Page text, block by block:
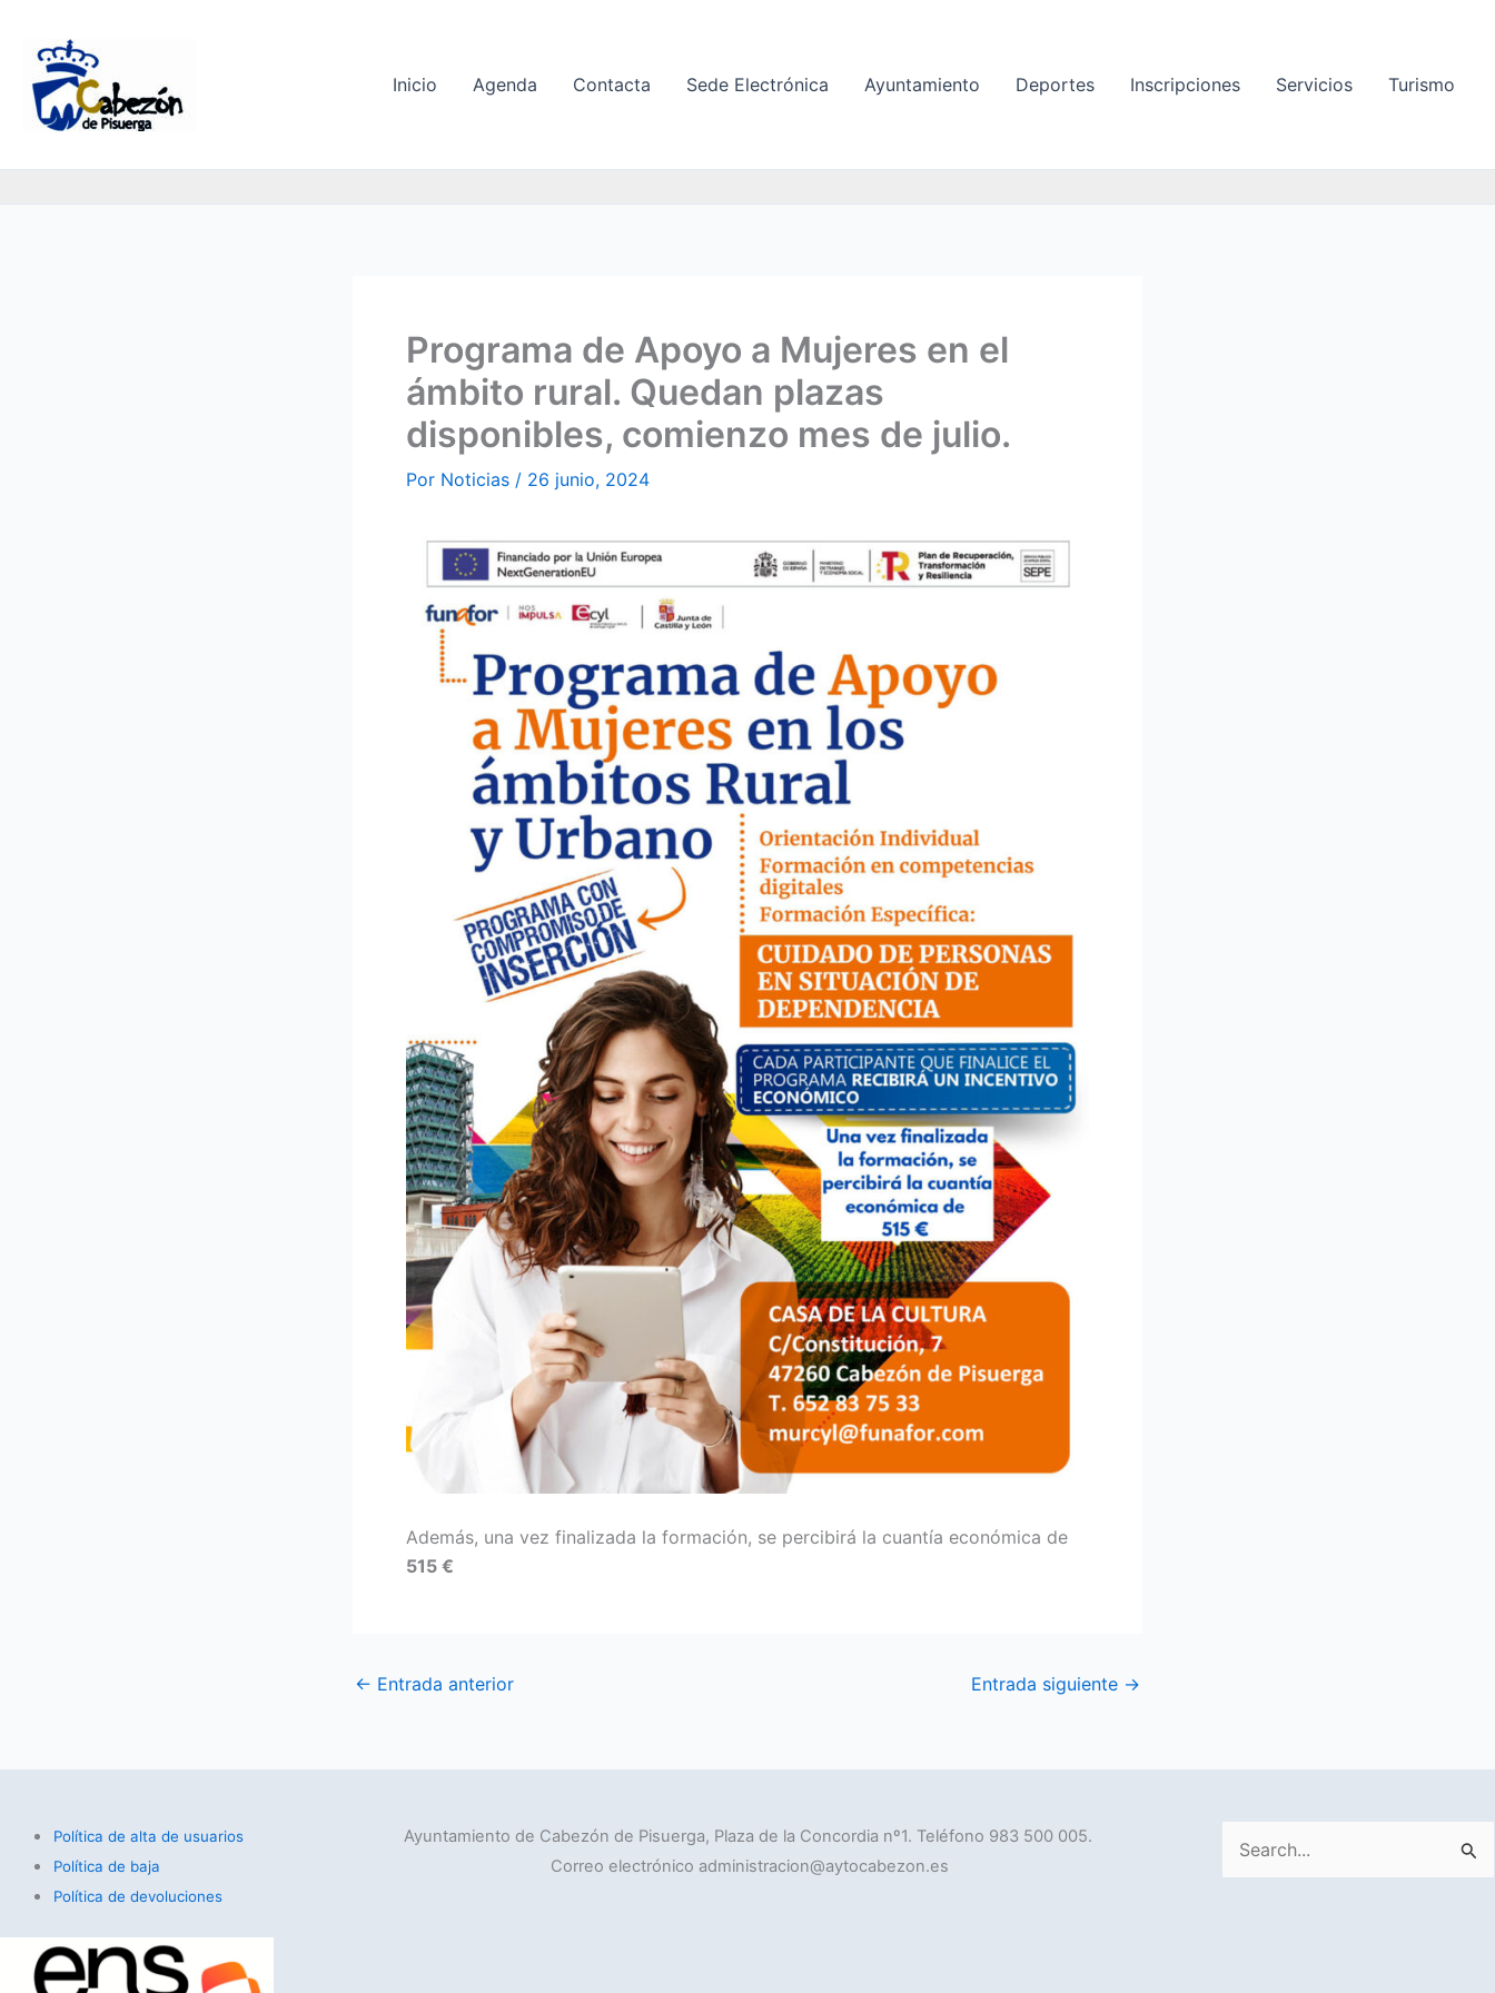
contenido
Inicio Agenda Contacta Sede Electrónica Ayuntamiento Deportes Inscripciones Servicios Turismo
Programa de Apoyo a Mujeres en el
ámbito rural. Quedan plazas
disponibles, comienzo mes de julio.
Por Noticias / 26 junio, 2024
Además, una vez finalizada la formación, se percibirá la cuantía económica de
515 €
← Entrada anterior Entrada siguiente →
Política de alta de usuarios
Política de baja
Política de devoluciones
Ayuntamiento de Cabezón de Pisuerga, Plaza de la Concordia nº1. Teléfono 983 500 005.
Correo electrónico administracion@aytocabezon.es
Buscar
por: